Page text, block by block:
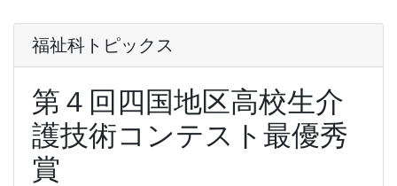
福祉科トピックス
第４回四国地区高校生介
護技術コンテスト最優秀
賞